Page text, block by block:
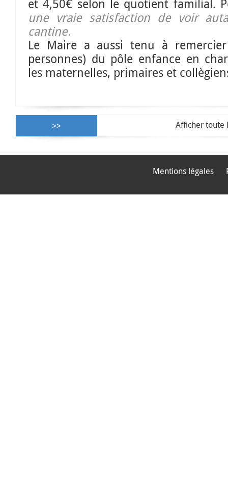
et 4,50€ selon le quotient familial.
une vraie satisfaction de voir
cantine.
Le Maire a aussi tenu à
personnes) du pôle enfance en
les maternelles, primaires et
Afficher toute
Mentions légales